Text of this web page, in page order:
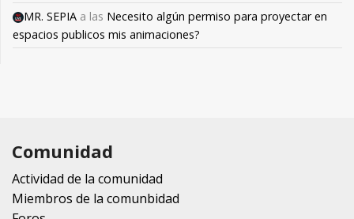
MR. SEPIA a las Necesito algún permiso para proyectar en
espacios publicos mis animaciones?
Comunidad
Actividad de la comunidad
Miembros de la comunbidad